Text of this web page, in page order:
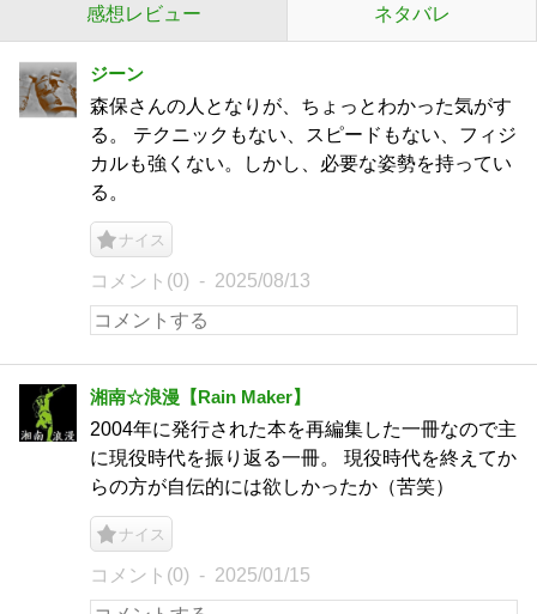
感想レビュー ネタバレ
ジーン
森保さんの人となりが、ちょっとわかった気がす
る。 テクニックもない、スピードもない、フィジ
カルも強くない。しかし、必要な姿勢を持ってい
る。
ナイス
コメント(0) 2025/08/13
湘南☆浪漫【Rain Maker】
2004年に発行された本を再編集した一冊なので主
に現役時代を振り返る一冊。 現役時代を終えてか
らの方が自伝的には欲しかったか（苦笑）
ナイス
コメント(0) 2025/01/15